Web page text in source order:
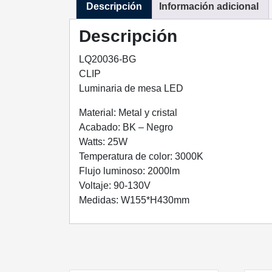
Descripción Información adicional
Descripción
LQ20036-BG
CLIP
Luminaria de mesa LED
Material: Metal y cristal
Acabado: BK – Negro
Watts: 25W
Temperatura de color: 3000K
Flujo luminoso: 2000lm
Voltaje: 90-130V
Medidas: W155*H430mm